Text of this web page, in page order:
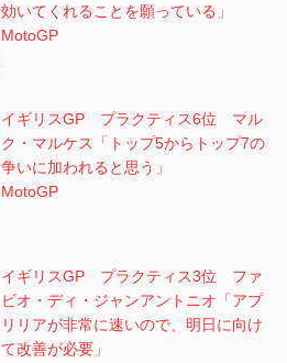
効いてくれることを願っている」
MotoGP
イギリスGP プラクティス6位 マル
ク・マルケス「トップ5からトップ7の
争いに加われると思う」
MotoGP
イギリスGP プラクティス3位 ファ
ビオ・ディ・ジャンアントニオ「アプ
リリアが非常に速いので、明日に向け
て改善が必要」